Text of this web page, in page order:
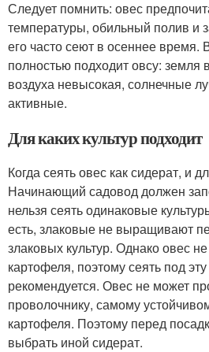
Следует помнить: овес
температуры, обильный полив и
его часто сеют в осеннее время.
полностью подходит овсу: земля
воздуха невысокая, солнечные
активные.
Для каких культур подходит
Когда сеять овес как сидерат, и
Начинающий садовод должен
нельзя сеять одинаковые
есть, злаковые не выращивают
злаковых культур. Однако овес
картофеля, поэтому сеять под эту
рекомендуется. Овес не может
проволочнику, самому
картофеля. Поэтому перед
выбрать иной сидерат.